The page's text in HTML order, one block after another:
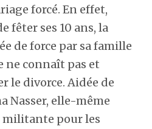
forcé. En effet,
fêter ses 10 ans, la
de force par sa famille
ne connaît pas et
le divorce. Aidée de
Nasser, elle-même
pour les